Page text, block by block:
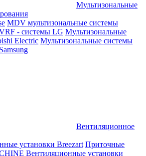
Мультизональные
MDV мультизональные системы
- системы LG Мультизональные
Electric Мультизональные системы
Вентиляционное
установки Breezart Приточные
Вентиляционные установки